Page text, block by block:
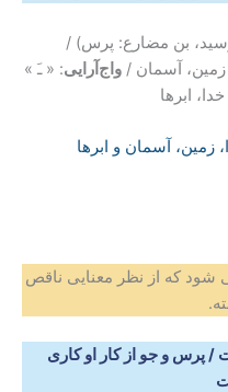
بن مضارع: پرس) /
آسمان / واج‌آرایی: « ﹷ »
ابرها
زمین، آسمان و ابرها
شود که از نظر معنایی ناقص
/ پرس و جو از کار او کاری